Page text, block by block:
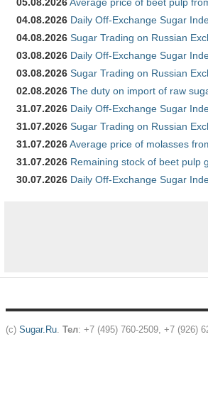
04.08.2026 Daily Off-Exchange Sugar
04.08.2026 Sugar Trading on Russian
03.08.2026 Daily Off-Exchange Sugar
03.08.2026 Sugar Trading on Russian
02.08.2026 The duty on import of raw
31.07.2026 Daily Off-Exchange Sugar
31.07.2026 Sugar Trading on Russian
31.07.2026Average price of molasses
31.07.2026 Remaining stock of beet pulp
30.07.2026 Daily Off-Exchange Sugar
(c) Sugar.Ru. Тел: +7 (495) 760-2509, +7 (926)